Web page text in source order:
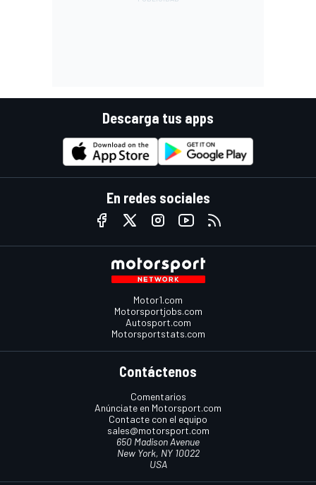
Descarga tus apps
En redes sociales
Motor1.com
Motorsportjobs.com
Autosport.com
Motorsportstats.com
Contáctenos
Comentarios
Anúnciate en Motorsport.com
Contacte con el equipo
sales@motorsport.com
650 Madison Avenue
New York, NY 10022
USA